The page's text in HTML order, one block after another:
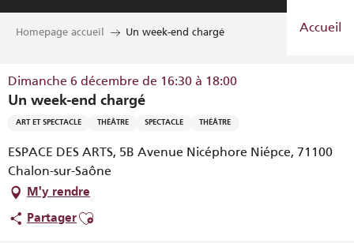
Aller
Accueil
Homepage accueil Un week-end chargé
Dimanche 6 décembre de 16:30 à 18:00
Un week-end chargé
ART ET SPECTACLE THÉÂTRE SPECTACLE THÉÂTRE
ESPACE DES ARTS, 5B Avenue Nicéphore Niépce, 71100
Chalon-sur-Saône
M'y rendre
PartagerAjouter aux favoris